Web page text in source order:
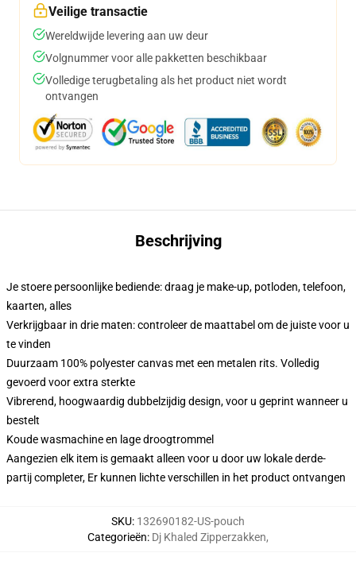
Veilige transactie
Wereldwijde levering aan uw deur
Volgnummer voor alle pakketten beschikbaar
Volledige terugbetaling als het product niet wordt
ontvangen
Beschrijving
Je stoere persoonlijke bediende: draag je make-up, potloden, telefoon,
kaarten, alles
Verkrijgbaar in drie maten: controleer de maattabel om de juiste voor u
te vinden
Duurzaam 100% polyester canvas met een metalen rits. Volledig
gevoerd voor extra sterkte
Vibrerend, hoogwaardig dubbelzijdig design, voor u geprint wanneer u
bestelt
Koude wasmachine en lage droogtrommel
Aangezien elk item is gemaakt alleen voor u door uw lokale derde-
partij completer, Er kunnen lichte verschillen in het product ontvangen
SKU: 132690182-US-pouch
Categorieën: Dj Khaled Zipperzakken,